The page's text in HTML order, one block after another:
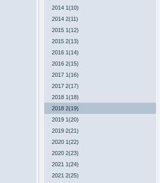
2014 1(10)
2014 2(11)
2015 1(12)
2015 2(13)
2016 1(14)
2016 2(15)
2017 1(16)
2017 2(17)
2018 1(18)
2018 2(19)
2019 1(20)
2019 2(21)
2020 1(22)
2020 2(23)
2021 1(24)
2021 2(25)